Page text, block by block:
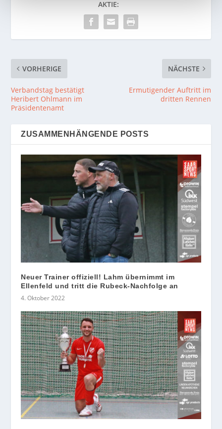
AKTIE:
VORHERIGE
Verbandstag bestätigt
Heribert Ohlmann im
Präsidentenamt
NÄCHSTE
Ermutigender Auftritt im
dritten Rennen
ZUSAMMENHÄNGENDE POSTS
Neuer Trainer offiziell! Lahm übernimmt im
Ellenfeld und tritt die Rubeck-Nachfolge an
4. Oktober 2022